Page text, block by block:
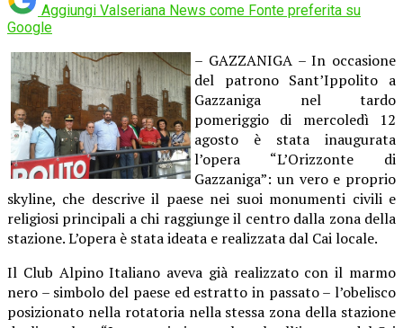
Aggiungi Valseriana News come Fonte preferita su
Google
– GAZZANIGA – In occasione
del patrono Sant’Ippolito a
Gazzaniga nel tardo
pomeriggio di mercoledì 12
agosto è stata inaugurata
l’opera “L’Orizzonte di
Gazzaniga”: un vero e proprio
skyline, che descrive il paese nei suoi monumenti civili e
religiosi principali a chi raggiunge il centro dalla zona della
stazione. L’opera è stata ideata e realizzata dal Cai locale.
Il Club Alpino Italiano aveva già realizzato con il marmo
nero – simbolo del paese ed estratto in passato – l’obelisco
posizionato nella rotatoria nella stessa zona della stazione